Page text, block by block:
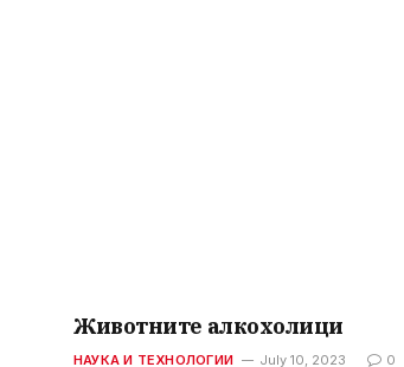
Животните алкохолици
НАУКА И ТЕХНОЛОГИИ July 10, 2023 0